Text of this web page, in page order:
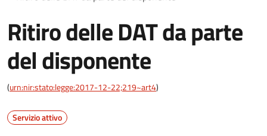
Ritiro delle DAT da parte
del disponente
(urn:nir:stato:legge:2017-12-22;219~art4)
Servizio attivo